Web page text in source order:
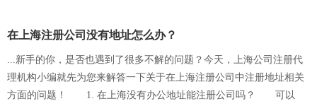
在上海注册公司没有地址怎么办？
...新手的你，是否也遇到了很多不解的问题？今天，上海公司注册代
理机构小编就先为您来解答一下关于在上海注册公司中注册地址相关
方面的问题！ 1. 在上海没有办公地址能注册公司吗？ 可以